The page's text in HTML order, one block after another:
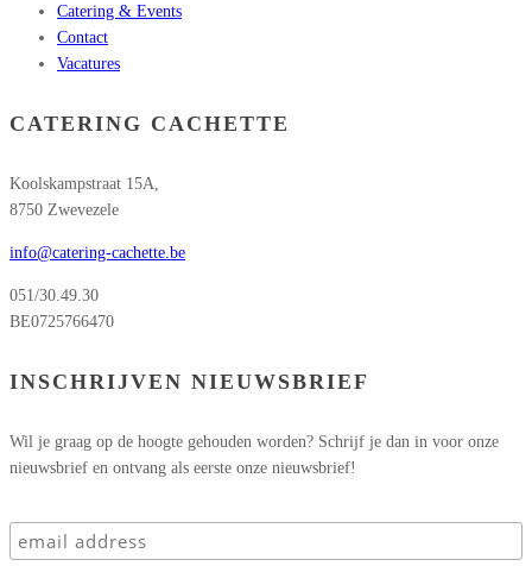
Catering & Events
Contact
Vacatures
CATERING CACHETTE
Koolskampstraat 15A,
8750 Zwevezele
info@catering-cachette.be
051/30.49.30
BE0725766470
INSCHRIJVEN NIEUWSBRIEF
Wil je graag op de hoogte gehouden worden? Schrijf je dan in voor onze
nieuwsbrief en ontvang als eerste onze nieuwsbrief!